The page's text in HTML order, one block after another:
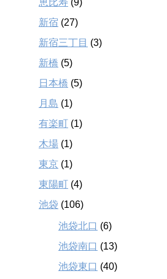
恵比寿 (9)
新宿 (27)
新宿三丁目 (3)
新橋 (5)
日本橋 (5)
月島 (1)
有楽町 (1)
木場 (1)
東京 (1)
東陽町 (4)
池袋 (106)
池袋北口 (6)
池袋南口 (13)
池袋東口 (40)